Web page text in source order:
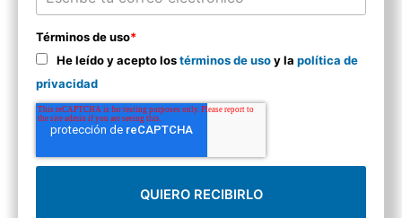
Términos de uso*
He leído y acepto lostérminos de usoy la política de
privacidad